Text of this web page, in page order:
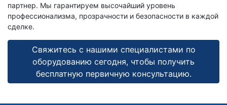
партнер. Мы гарантируем высочайший уровень
профессионализма, прозрачности и безопасности в каждой
сделке.
Свяжитесь с нашими специалистами по
оборудованию сегодня, чтобы получить
бесплатную первичную консультацию.